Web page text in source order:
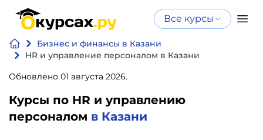
Все курсы
Бизнес и финансы в Казани
HR и управление персоналом в Казани
Обновлено 01 августа 2026.
Курсы по HR и управлению
персоналом в Казани
Нейросеть
и ИИ
Программирование
Бизнес
Нейросеть и ИИ
интеллекту
Курсы по нейросетям